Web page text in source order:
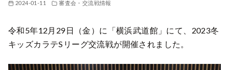
2024-01-11 審査会・交流戦情報
令和5年12月29日（金）に「横浜武道館」にて、2023冬
キッズカラテSリーグ交流戦が開催されました。